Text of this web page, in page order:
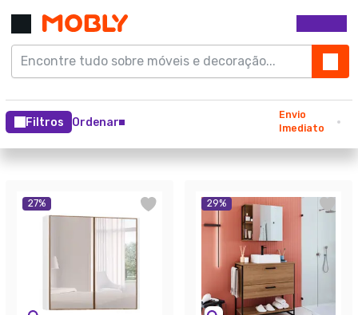
Filtros Ordenar
Envio
Imediato
27% 29%